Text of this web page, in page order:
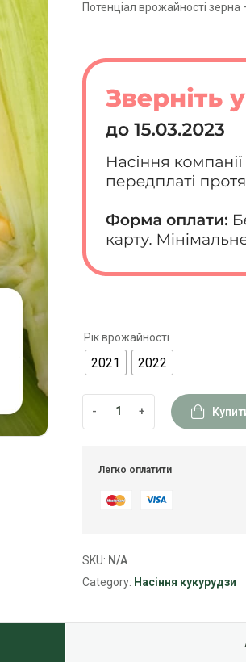
Потенціал врожайності зерна
Рік врожайності
2021 2022
- +
Легко оплатити
SKU: N/A
Category: Насіння кукурудзи